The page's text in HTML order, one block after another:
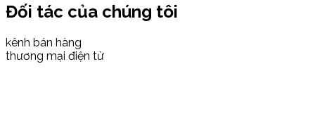
Đối tác của chúng tôi
kênh bán hàng
thương mại điện tử